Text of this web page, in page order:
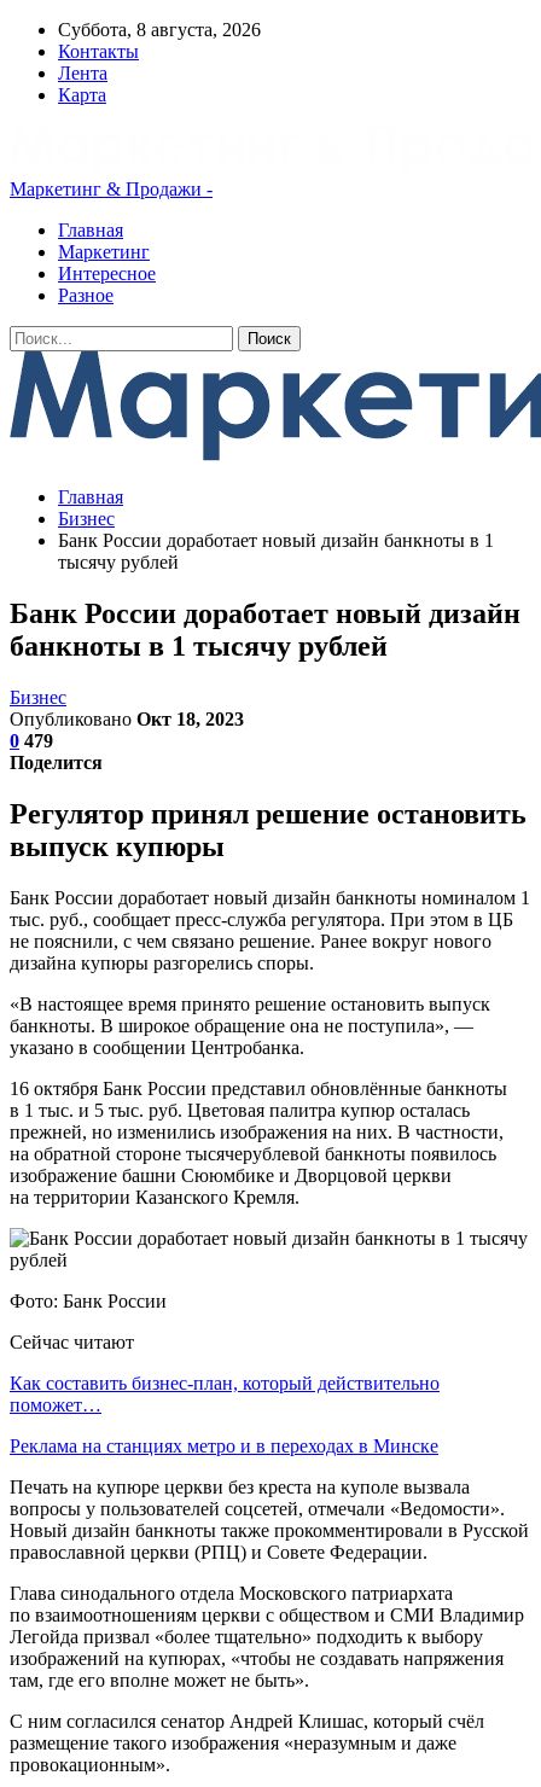
Суббота, 8 августа, 2026
Контакты
Лента
Карта
Маркетинг & Продажи -
Главная
Маркетинг
Интересное
Разное
Главная
Бизнес
Банк России доработает новый дизайн банкноты в 1
тысячу рублей
Банк России доработает новый дизайн
банкноты в 1 тысячу рублей
Бизнес
Опубликовано Окт 18, 2023
0 479
Поделится
Регулятор принял решение остановить
выпуск купюры
Банк России доработает новый дизайн банкноты номиналом 1
тыс. руб., сообщает пресс-служба регулятора. При этом в ЦБ
не пояснили, с чем связано решение. Ранее вокруг нового
дизайна купюры разгорелись споры.
«В настоящее время принято решение остановить выпуск
банкноты. В широкое обращение она не поступила», —
указано в сообщении Центробанка.
16 октября Банк России представил обновлённые банкноты
в 1 тыс. и 5 тыс. руб. Цветовая палитра купюр осталась
прежней, но изменились изображения на них. В частности,
на обратной стороне тысячерублевой банкноты появилось
изображение башни Сююмбике и Дворцовой церкви
на территории Казанского Кремля.
Фото: Банк России
Сейчас читают
Как составить бизнес-план, который действительно
поможет…
Реклама на станциях метро и в переходах в Минске
Печать на купюре церкви без креста на куполе вызвала
вопросы у пользователей соцсетей, отмечали «Ведомости».
Новый дизайн банкноты также прокомментировали в Русской
православной церкви (РПЦ) и Совете Федерации.
Глава синодального отдела Московского патриархата
по взаимоотношениям церкви с обществом и СМИ Владимир
Легойда призвал «более тщательно» подходить к выбору
изображений на купюрах, «чтобы не создавать напряжения
там, где его вполне может не быть».
С ним согласился сенатор Андрей Клишас, который счёл
размещение такого изображения «неразумным и даже
провокационным».